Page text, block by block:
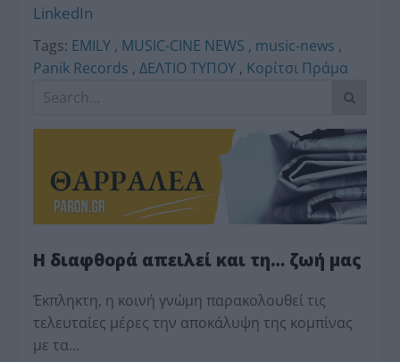
LinkedIn
Tags: EMILY , MUSIC-CINE NEWS , music-news ,
Panik Records ,ΔΕΛΤΙΟ ΤΥΠΟΥ , Κορίτσι Πράμα
Η διαφθορά απειλεί και τη… ζωή μας
Έκπληκτη, η κοινή γνώμη παρακολουθεί τις
τελευταίες μέρες την αποκάλυψη της κο­μπίνας
με τα…